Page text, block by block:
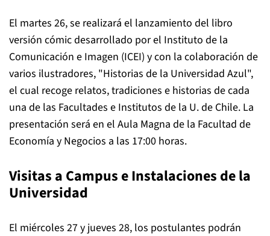
El martes 26, se realizará el lanzamiento del libro
versión cómic desarrollado por el Instituto de la
Comunicación e Imagen (ICEI) y con la colaboración de
varios ilustradores, "Historias de la Universidad Azul",
el cual recoge relatos, tradiciones e historias de cada
una de las Facultades e Institutos de la U. de Chile. La
presentación será en el Aula Magna de la Facultad de
Economía y Negocios a las 17:00 horas.
Visitas a Campus e Instalaciones de la
Universidad
El miércoles 27 y jueves 28, los postulantes podrán